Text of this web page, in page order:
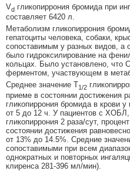
Vd гликопиррония бромида при
составляет 6420 л.
Метаболизм гликопиррония
гепатоциты человека, собаки,
сопоставимым у разных видов, а
было гидроксилирование на
кольцах. Было установлено, что
ферментом, участвующем в
Среднее значение Т1/2
приеме в состоянии достижения
гликопиррония бромида в крови
от 5 до 12 ч. У пациентов с
гликопиррония 2 раза/сут,
состоянии достижения
от 13% до 14.5%. Средние
сопоставимыми при всем
однократных и повторных
клиренса 281-396 мл/мин).